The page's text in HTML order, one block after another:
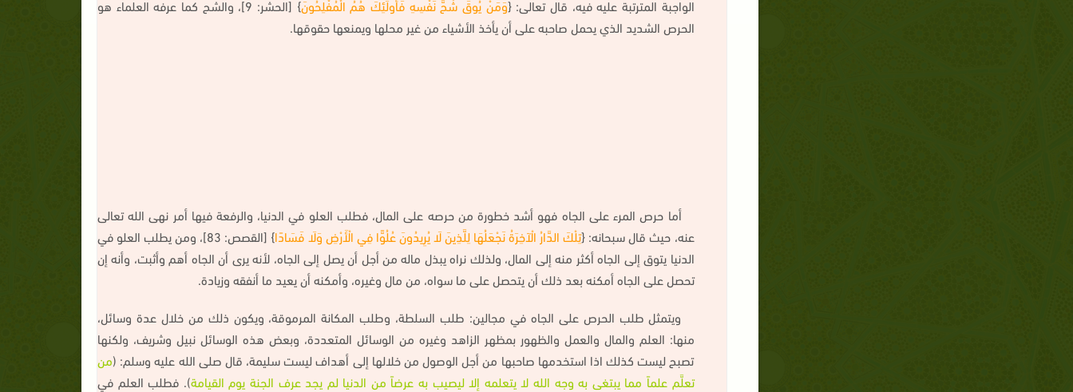
الواجبة المترتبة عليه فيه، قال تعالى: {وَمَنْ يُوقَ شُحَّ نَفْسِهِ فَأُولَئِكَ هُمُ الْمُفْلِحُونَ
} [الحشر: 9]، والشح كما عرفه العلماء هو
الحرص الشديد الذي يحمل صاحبه على أن يأخذ الأشياء من غير محلها ويمنعها حقوقها.
أما حرص المرء على الجاه فهو أشد خطورة من حرصه على المال، فطلب العلو في الدنيا، والرفعة فيها أمر نهى الله تعالى
عنه، حيث قال سبحانه: {تِلْكَ الدَّارُ الْآخِرَةُ نَجْعَلُهَا لِلَّذِينَ لَا يُرِيدُونَ عُلُوًّا فِي الْأَرْضِ وَلَا فَسَادًا
} [القصص: 83]، ومن يطلب العلو في
الدنيا يتوق إلى الجاه أكثر منه إلى المال، ولذلك نراه يبذل ماله من أجل أن يصل إلى الجاه، لأنه يرى أن الجاه أهم وأثبت، وأنه إن
تحصل على الجاه أمكنه بعد ذلك أن يتحصل على ما سواه، من مال وغيره، وأمكنه أن يعيد ما أنفقه وزيادة.
ويتمثل طلب الحرص على الجاه في مجالين: طلب السلطة، وطلب المكانة المرموقة، ويكون ذلك من خلال عدة وسائل،
منها: العلم والمال والعمل والظهور بمظهر الزاهد وغيره من الوسائل المتعددة، وبعض هذه الوسائل نبيل وشريف، ولكنها
تصبح ليست كذلك اذا استخدمها صاحبها من أجل الوصول من خلالها إلى أهداف ليست سليمة، قال صلى الله عليه وسلم: (من
تعلَّم علماً مما يبتغى به وجه الله لا يتعلمه إلا ليصيب به عرضاً من الدنيا لم يجد عرف الجنة يوم القيامة). فطلب العلم في